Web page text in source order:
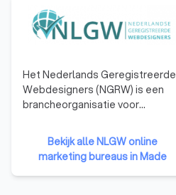
Het Nederlands Geregistreerde
Webdesigners (NGRW) is een
brancheorganisatie voor
die zijn aangesloten bij NGRW
hebben namelijk bewezen over
de nodige kennis, ervaring en
vaardigheden te beschikken om
Bekijk alle NLGW online
marketing bureaus in Made